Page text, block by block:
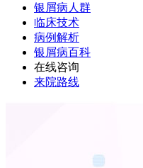
银屑病人群
临床技术
病例解析
银屑病百科
在线咨询
来院路线